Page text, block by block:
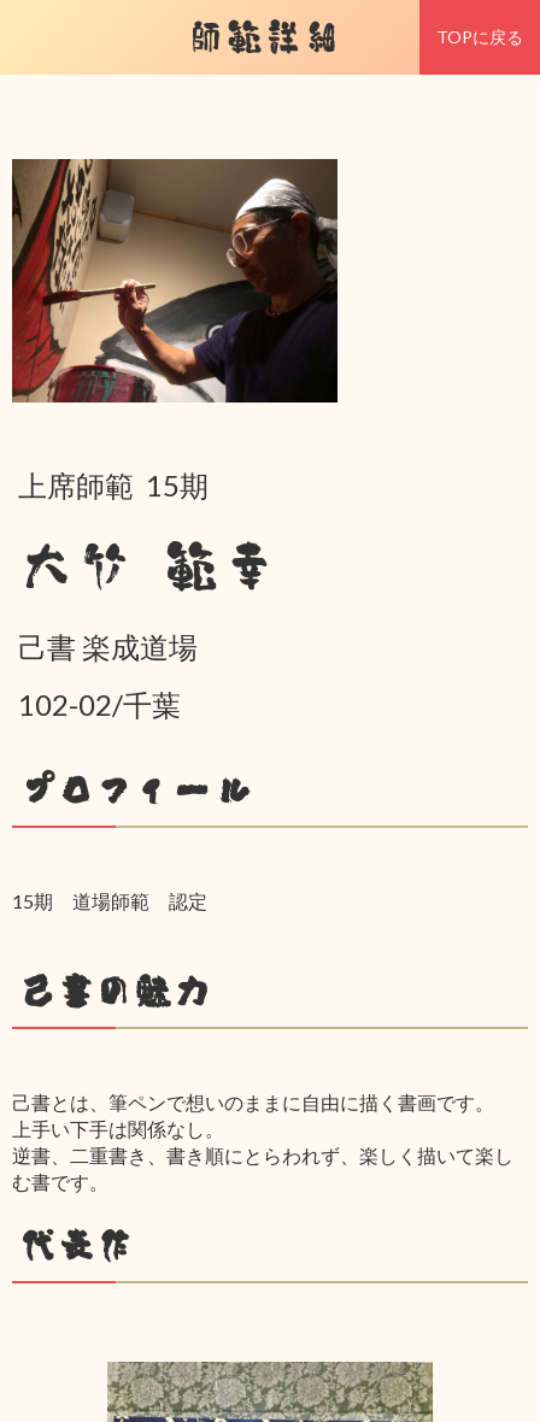
師範詳細 TOPに戻る
上席師範 15期
大竹 範幸
己書 楽成道場
102-02/千葉
プロフィール
15期 道場師範 認定
己書の魅力
己書とは、筆ペンで想いのままに自由に描く書画です。
上手い下手は関係なし。
逆書、二重書き、書き順にとらわれず、楽しく描いて楽し
む書です。
代表作